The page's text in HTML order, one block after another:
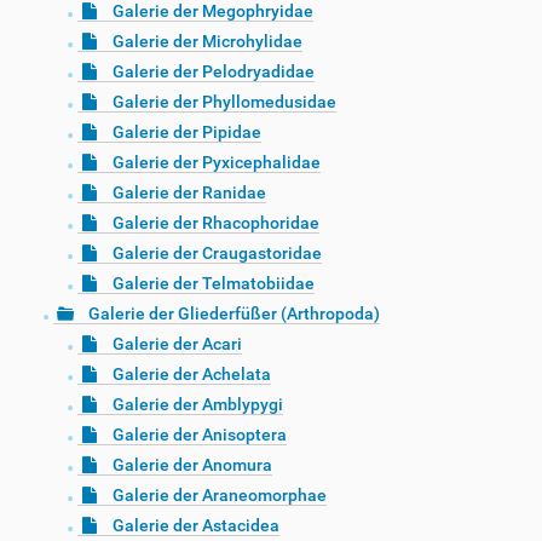
Galerie der Megophryidae
Galerie der Microhylidae
Galerie der Pelodryadidae
Galerie der Phyllomedusidae
Galerie der Pipidae
Galerie der Pyxicephalidae
Galerie der Ranidae
Galerie der Rhacophoridae
Galerie der Craugastoridae
Galerie der Telmatobiidae
Galerie der Gliederfüßer (Arthropoda)
Galerie der Acari
Galerie der Achelata
Galerie der Amblypygi
Galerie der Anisoptera
Galerie der Anomura
Galerie der Araneomorphae
Galerie der Astacidea